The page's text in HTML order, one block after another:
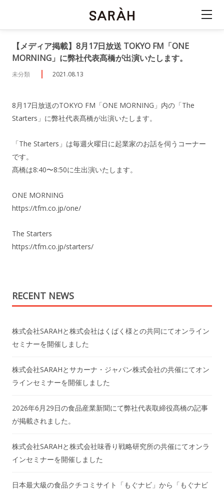
【メディア掲載】8月17日放送 TOKYO FM「ONE
MORNING」に弊社代表髙橋が出演いたします。
未分類 2021.08.13
8月17日放送のTOKYO FM「ONE MORNING」内の「The
Starters」に弊社代表髙橋が出演いたします。
「The Starters」は毎週火曜日に起業家のお話を伺うコーナー
です。
髙橋は8:40〜8:50に生出演いたします。
ONE MORNING
https://tfm.co.jp/one/
The Starters
https://tfm.co.jp/starters/
RECENT NEWS
株式会社SARAHと株式会社はくばく様との共同にてオンライン
セミナーを開催しました
株式会社SARAHとサカーナ・ジャパン株式会社の共催にてオン
ラインセミナーを開催しました
2026年6月29日の食品産業新聞にて弊社代表取締役髙橋の記事
が掲載されました。
株式会社SARAHと株式会社味香り戦略研究所の共催にてオンラ
インセミナーを開催しました
日本最大級の食品クチコミサイト「もぐナビ」から「もぐナビ